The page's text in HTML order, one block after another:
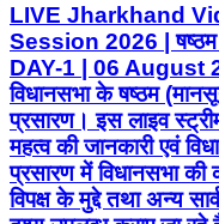
LIVE Jharkhand
Session 2026 | षष्ठम
DAY-1 | 06 August
विधानसभा के षष्ठम
प्रसारण। इस लाइव
महत्व की जानकारी एवं
प्रसारण में विधानसभा की
विपक्ष के मुद्दे तथा अन्य